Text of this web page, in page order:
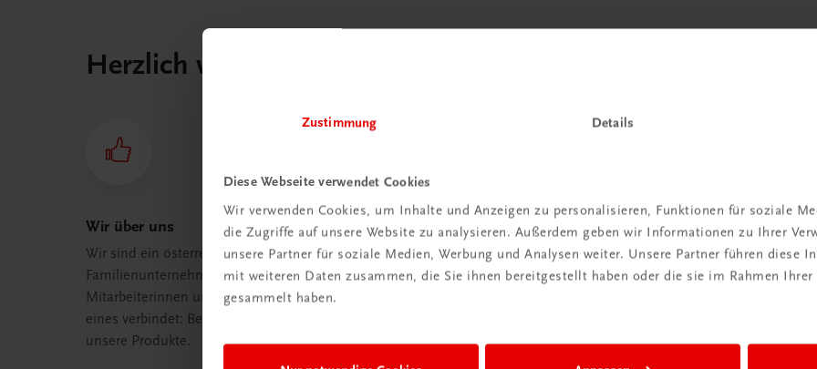
Zustimmung Details
Diese Webseite verwendet Cookies
Wir verwenden Cookies, um Inhalte und Anzeigen zu personalisieren, Funktionen für soziale
die Zugriffe auf unsere Website zu analysieren. Außerdem geben wir Informationen zu Ihrer
unsere Partner für soziale Medien, Werbung und Analysen weiter. Unsere Partner führen diese
mit weiteren Daten zusammen, die Sie ihnen bereitgestellt haben oder die sie im Rahmen
gesammelt haben.
Herzlich willkommen bei TRAUNER!
Wir über uns
Wir sind ein österreichisches
Familienunternehmen mit 75
Mitarbeiterinnen und Mitarbeitern, die
eines verbindet: Begeisterung für
unsere Produkte.
Wir sind gerne für Sie da
TRAUNER Verlag + Buchservice GmbH
Köglstraße 14 | 4020 Linz
Mail:buchservice@trauner.at
+43 664 88 58 69 41